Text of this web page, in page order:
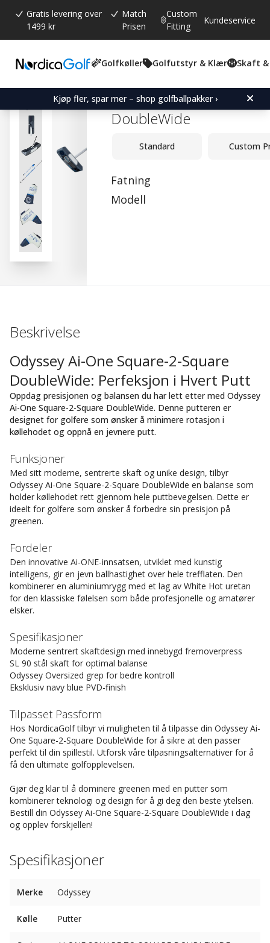
Gratis levering over
1499 kr
Match
Prisen
Custom
Fitting
Kundeservice
Golfkøller Golfutstyr & Klær Skaft &
Kjøp fler, spar mer – shop golfballpakker ›
Gjennomsnittskarakter:
4.6 (stemmer:
5)
Odyssey Ai-One
DoubleWide
Standard Custom
Fatning
Modell
Beskrivelse
Odyssey Ai-One Square-2-Square
DoubleWide: Perfeksjon i Hvert Putt
Oppdag presisjonen og balansen du har lett etter med Odyssey
Ai-One Square-2-Square DoubleWide. Denne putteren er
designet for golfere som ønsker å minimere rotasjon i
køllehodet og oppnå en jevnere putt.
Funksjoner
Med sitt moderne, sentrerte skaft og unike design, tilbyr
Odyssey Ai-One Square-2-Square DoubleWide en balanse som
holder køllehodet rett gjennom hele puttbevegelsen. Dette er
ideelt for golfere som ønsker å forbedre sin presisjon på
greenen.
Fordeler
Den innovative Ai-ONE-innsatsen, utviklet med kunstig
intelligens, gir en jevn ballhastighet over hele trefflaten. Den
kombinerer en aluminiumrygg med et lag av White Hot uretan
for den klassiske følelsen som både profesjonelle og amatører
elsker.
Spesifikasjoner
Moderne sentrert skaftdesign med innebygd fremoverpress
SL 90 stål skaft for optimal balanse
Odyssey Oversized grep for bedre kontroll
Eksklusiv navy blue PVD-finish
Tilpasset Passform
Hos NordicaGolf tilbyr vi muligheten til å tilpasse din Odyssey Ai-
One Square-2-Square DoubleWide for å sikre at den passer
perfekt til din spillestil. Utforsk våre tilpasningsalternativer for å
få den ultimate golfopplevelsen.
Gjør deg klar til å dominere greenen med en putter som
kombinerer teknologi og design for å gi deg den beste ytelsen.
Bestill din Odyssey Ai-One Square-2-Square DoubleWide i dag
og opplev forskjellen!
Spesifikasjoner
Merke Odyssey
Kølle Putter